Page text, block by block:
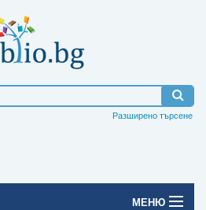
Разширено търсене
МЕНЮ